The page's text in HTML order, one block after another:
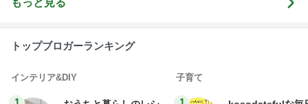
トップブロガーランキング
インテリア&DIY 子育て